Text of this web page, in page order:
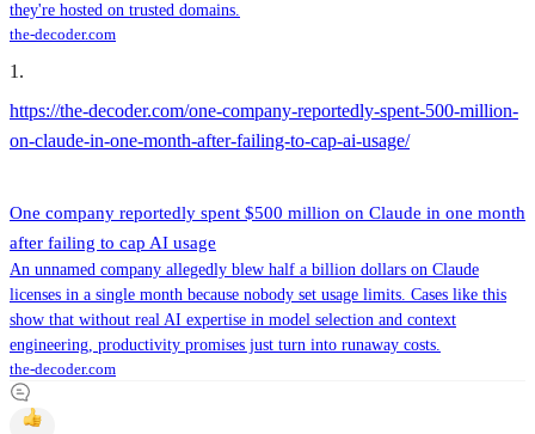
they're hosted on trusted domains.
the-decoder.com
1 .
https://the-decoder.com/one-company-reportedly-spent-500-million-
on-claude-in-one-month-after-failing-to-cap-ai-usage/
One company reportedly spent $500 million on Claude in one month
after failing to cap AI usage
An unnamed company allegedly blew half a billion dollars on Claude
licenses in a single month because nobody set usage limits. Cases like this
show that without real AI expertise in model selection and context
engineering, productivity promises just turn into runaway costs.
the-decoder.com